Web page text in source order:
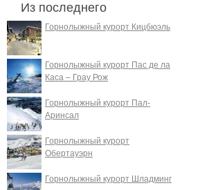
Из последнего
Горнолыжный курорт Кицбюэль
Горнолыжный курорт Пас де ла
Каса – Грау Рож
Горнолыжный курорт Пал-
Аринсал
Горнолыжный курорт
Обертауэрн
Горнолыжный курорт Шладминг